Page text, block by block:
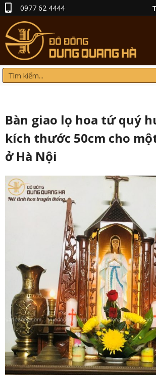
0977 62 4444
Bàn giao lọ hoa tứ quý
kích thước 50cm cho
ở Hà Nội